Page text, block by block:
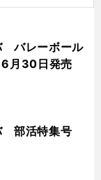
バレーボール
月30日発売
部活特集号